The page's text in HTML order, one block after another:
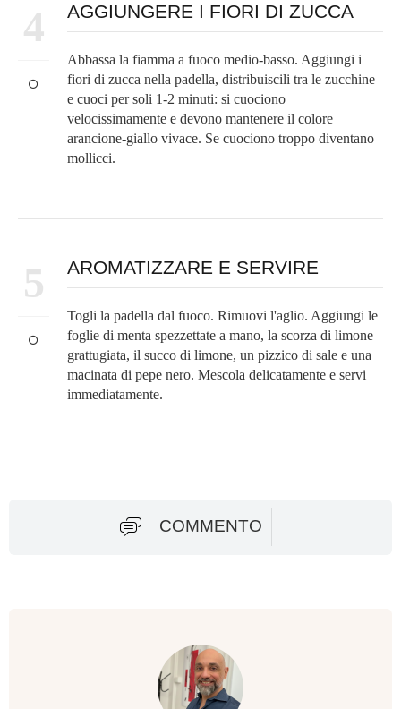
4 AGGIUNGERE I FIORI DI ZUCCA
Abbassa la fiamma a fuoco medio-basso. Aggiungi i
fiori di zucca nella padella, distribuiscili tra le zucchine
e cuoci per soli 1-2 minuti: si cuociono
velocissimamente e devono mantenere il colore
arancione-giallo vivace. Se cuociono troppo diventano
mollicci.
5 AROMATIZZARE E SERVIRE
Togli la padella dal fuoco. Rimuovi l'aglio. Aggiungi le
foglie di menta spezzettate a mano, la scorza di limone
grattugiata, il succo di limone, un pizzico di sale e una
macinata di pepe nero. Mescola delicatamente e servi
immediatamente.
COMMENTO